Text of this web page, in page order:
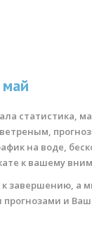
статистика,
на воде,
к вашему
завершению, а
прогнозами и